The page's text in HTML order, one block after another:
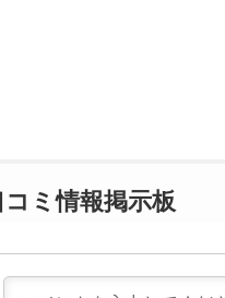
ミ情報掲示板